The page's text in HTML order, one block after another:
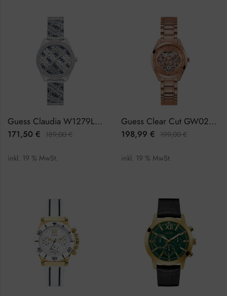
Guess Claudia W1279L1 Damenuhr
171,50 € 189,00€
inkl. 19 % MwSt.
Guess Clear Cut GW0253L3 Damenuhr
198,99 € 199,00€
inkl. 19 % MwSt.